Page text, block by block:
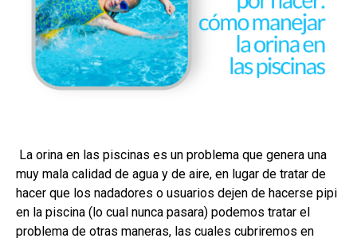
La orina en las piscinas es un problema que genera una
muy mala calidad de agua y de aire, en lugar de tratar de
hacer que los nadadores o usuarios dejen de hacerse pipi
en la piscina (lo cual nunca pasara) podemos tratar el
problema de otras maneras, las cuales cubriremos en